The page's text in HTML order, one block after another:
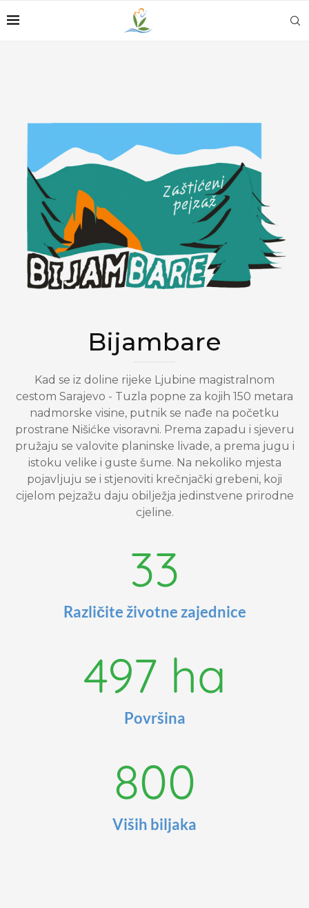
Bijambare
Kad se iz doline rijeke Ljubine magistralnom
cestom Sarajevo - Tuzla popne za kojih 150 metara
nadmorske visine, putnik se nađe na početku
prostrane Nišićke visoravni. Prema zapadu i sjeveru
pružaju se valovite planinske livade, a prema jugu i
istoku velike i guste šume. Na nekoliko mjesta
pojavljuju se i stjenoviti krečnjački grebeni, koji
cijelom pejzažu daju obilježja jedinstvene prirodne
cjeline.
Različite životne zajednice
33
Površina
497 ha
Viših biljaka
800